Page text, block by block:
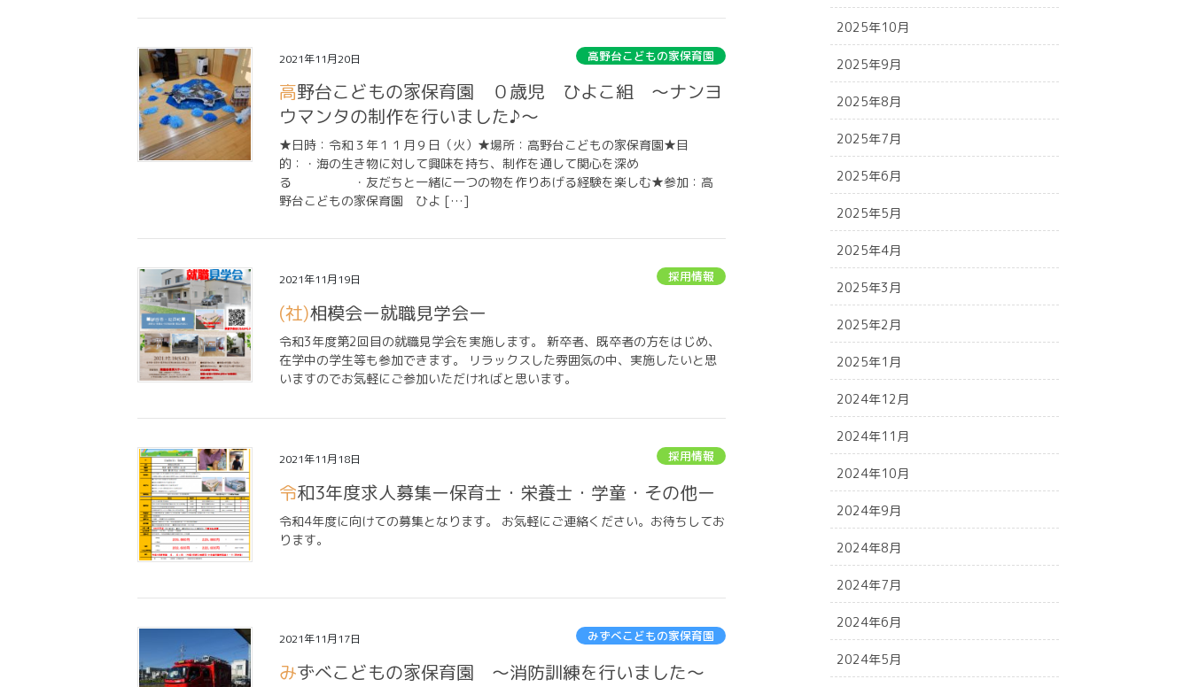
2021年11月20日 高野台こどもの家保育園
高野台こどもの家保育園 ０歳児 ひよこ組 ～ナンヨ
ウマンタの制作を行いました♪～
★日時：令和３年１１月９日（火）★場所：高野台こどもの家保育園★目
的：・海の生き物に対して興味を持ち、制作を通して関心を深め
る ・友だちと一緒に一つの物を作りあげる経験を楽しむ★参加：高
野台こどもの家保育園 ひよ […]
2021年11月19日 採用情報
(社)相模会ー就職見学会ー
令和3年度第2回目の就職見学会を実施します。 新卒者、既卒者の方をはじめ、
在学中の学生等も参加できます。 リラックスした雰囲気の中、実施したいと思
いますのでお気軽にご参加いただければと思います。
2021年11月18日 採用情報
令和3年度求人募集ー保育士・栄養士・学童・その他ー
令和4年度に向けての募集となります。 お気軽にご連絡ください。お待ちしてお
ります。
2021年11月17日 みずべこどもの家保育園
みずべこどもの家保育園 ～消防訓練を行いました～
2025年10月
2025年9月
2025年8月
2025年7月
2025年6月
2025年5月
2025年4月
2025年3月
2025年2月
2025年1月
2024年12月
2024年11月
2024年10月
2024年9月
2024年8月
2024年7月
2024年6月
2024年5月